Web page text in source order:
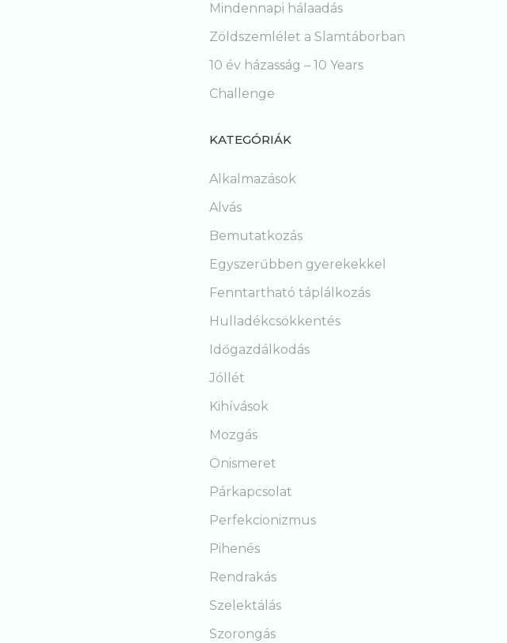
Mindennapi hálaadás
Zöldszemlélet a Slamtáborban
10 év házasság – 10 Years
Challenge
KATEGÓRIÁK
Alkalmazások
Alvás
Bemutatkozás
Egyszerűbben gyerekekkel
Fenntartható táplálkozás
Hulladékcsökkentés
Időgazdálkodás
Jóllét
Kihívások
Mozgás
Önismeret
Párkapcsolat
Perfekcionizmus
Pihenés
Rendrakás
Szelektálás
Szorongás